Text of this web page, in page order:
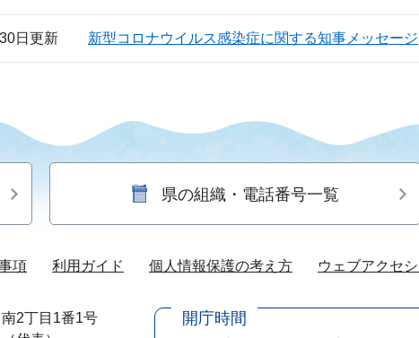
日更新 新型コロナウイルス感染症に関する知事メッセージ
県の組織・電話番号一覧
項 利用ガイド 個人情報保護の考え方 ウェブアクセ
2丁目1番1号
開庁時間